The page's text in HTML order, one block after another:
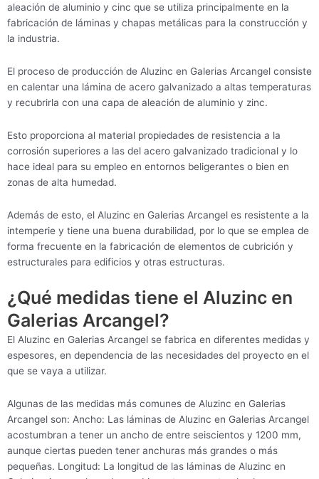
aleación de aluminio y cinc que se utiliza principalmente en la
fabricación de láminas y chapas metálicas para la construcción y
la industria.
El proceso de producción de Aluzinc en Galerias Arcangel consiste
en calentar una lámina de acero galvanizado a altas temperaturas
y recubrirla con una capa de aleación de aluminio y zinc.
Esto proporciona al material propiedades de resistencia a la
corrosión superiores a las del acero galvanizado tradicional y lo
hace ideal para su empleo en entornos beligerantes o bien en
zonas de alta humedad.
Además de esto, el Aluzinc en Galerias Arcangel es resistente a la
intemperie y tiene una buena durabilidad, por lo que se emplea de
forma frecuente en la fabricación de elementos de cubrición y
estructurales para edificios y otras estructuras.
¿Qué medidas tiene el Aluzinc en
Galerias Arcangel?
El Aluzinc en Galerias Arcangel se fabrica en diferentes medidas y
espesores, en dependencia de las necesidades del proyecto en el
que se vaya a utilizar.
Algunas de las medidas más comunes de Aluzinc en Galerias
Arcangel son: Ancho: Las láminas de Aluzinc en Galerias Arcangel
acostumbran a tener un ancho de entre seiscientos y 1200 mm,
aunque ciertas pueden tener anchuras más grandes o más
pequeñas. Longitud: La longitud de las láminas de Aluzinc en